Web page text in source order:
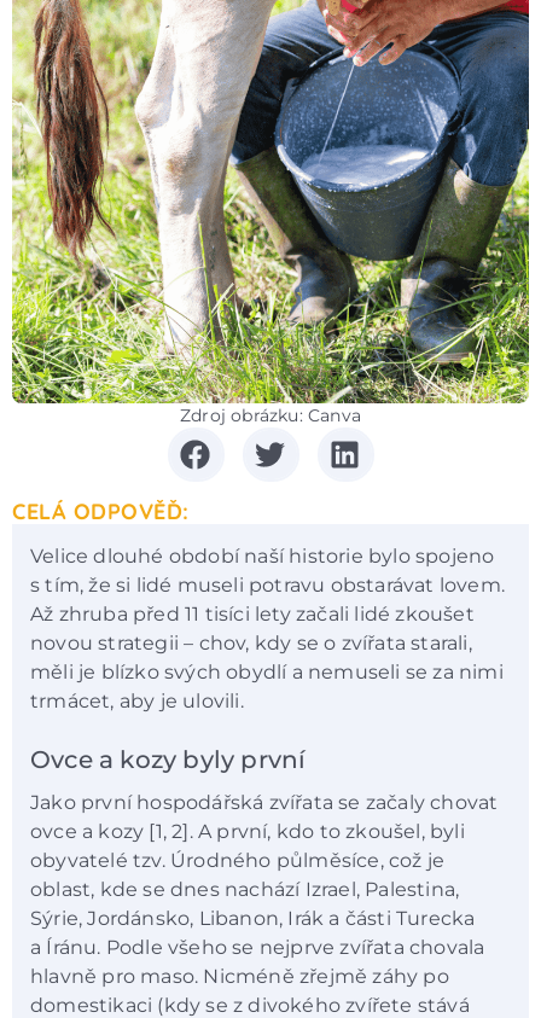
Zdroj obrázku: Canva
CELÁ ODPOVĚĎ:
Velice dlouhé období naší historie bylo spojeno
s tím, že si lidé museli potravu obstarávat lovem.
Až zhruba před 11 tisíci lety začali lidé zkoušet
novou strategii – chov, kdy se o zvířata starali,
měli je blízko svých obydlí a nemuseli se za nimi
trmácet, aby je ulovili.
Ovce a kozy byly první
Jako první hospodářská zvířata se začaly chovat
ovce a kozy [1, 2]. A první, kdo to zkoušel, byli
obyvatelé tzv. Úrodného půlměsíce, což je
oblast, kde se dnes nachází Izrael, Palestina,
Sýrie, Jordánsko, Libanon, Irák a části Turecka
a Íránu. Podle všeho se nejprve zvířata chovala
hlavně pro maso. Nicméně zřejmě záhy po
domestikaci (kdy se z divokého zvířete stává